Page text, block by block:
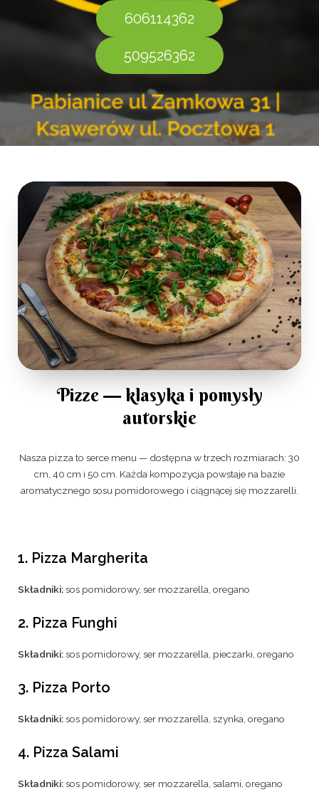
606114362
509526362
Pizze — klasyka i pomysły
autorskie
Nasza pizza to serce menu — dostępna w trzech rozmiarach: 30
cm, 40 cm i 50 cm. Każda kompozycja powstaje na bazie
aromatycznego sosu pomidorowego i ciągnącej się mozzarelli.
1. Pizza Margherita
Składniki:sos pomidorowy, ser mozzarella, oregano
2. Pizza Funghi
Składniki:sos pomidorowy, ser mozzarella, pieczarki, oregano
3. Pizza Porto
Składniki:sos pomidorowy, ser mozzarella, szynka, oregano
4. Pizza Salami
Składniki:sos pomidorowy, ser mozzarella, salami, oregano